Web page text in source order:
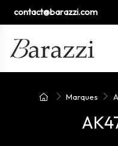
contact@barazzi.com
Marques